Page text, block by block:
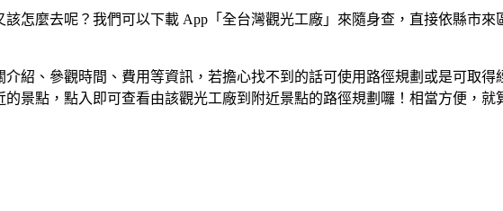
怎麼去呢？我們可以下載 App「全台灣觀光工廠」來隨身查，直接依縣市
紹、參觀時間、費用等資訊，若擔心找不到的話可使用路徑規劃或是可取
景點，點入即可查看由該觀光工廠到附近景點的路徑規劃囉！相當方便，